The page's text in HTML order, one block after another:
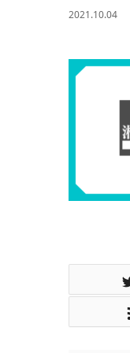
2021.10.04